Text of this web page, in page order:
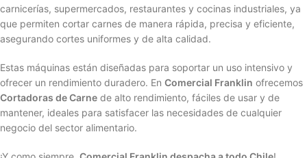
carnicerías, supermercados, restaurantes y cocinas industriales, ya
que permiten cortar carnes de manera rápida, precisa y eficiente,
asegurando cortes uniformes y de alta calidad.
Estas máquinas están diseñadas para soportar un uso intensivo y
ofrecer un rendimiento duradero. En Comercial Franklin ofrecemos
Cortadoras de Carne de alto rendimiento, fáciles de usar y de
mantener, ideales para satisfacer las necesidades de cualquier
negocio del sector alimentario.